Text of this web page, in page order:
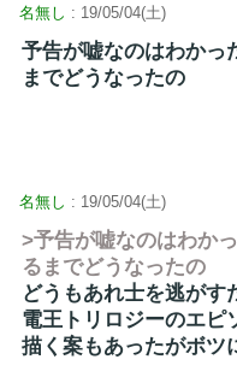
名無し : 19/05/04(土)
予告が嘘なのはわかっ
までどうなったの
名無し : 19/05/04(土)
>予告が嘘なのはわか
るまでどうなったの
どうもあれ士を逃がす
電王トリロジーのエピ
描く案もあったがボツ